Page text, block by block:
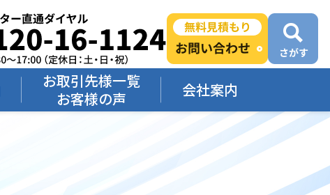
お取引先様一覧
お客様の声
会社案内